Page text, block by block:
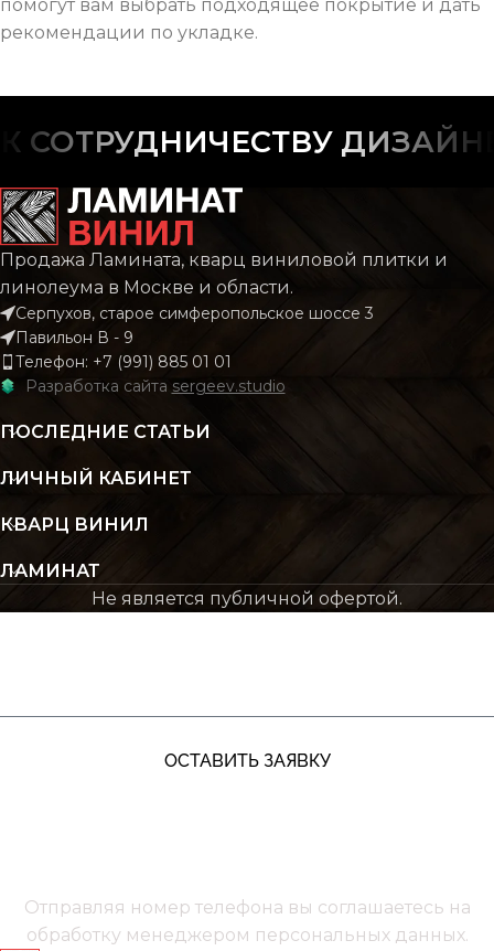
помогут вам выбрать подходящее покрытие и дать
рекомендации по укладке.
Продажа Ламината, кварц виниловой плитки и
линолеума в Москве и области.
Серпухов, старое симферопольское шоссе 3
Павильон В - 9
Телефон: +7 (991) 885 01 01
Разработка сайта sergeev.studio
ПОСЛЕДНИЕ СТАТЬИ
ЛИЧНЫЙ КАБИНЕТ
КВАРЦ ВИНИЛ
ЛАМИНАТ
Не является публичной офертой.
ОСТАВИТЬ ЗАЯВКУ
Отправляя номер телефона вы соглашаетесь на
обработку менеджером персональных данных.